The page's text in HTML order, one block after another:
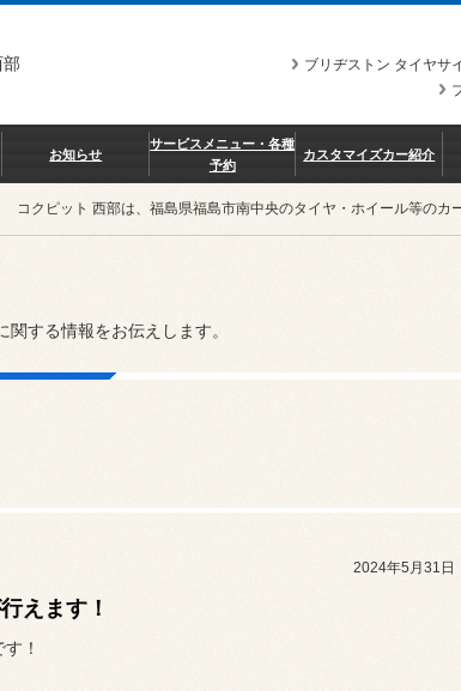
ブリヂストン タイヤサ
お知らせ
サービスメニュー・各種
予約
カスタマイズカー紹介
コクピット 西部は、福島県福島市南中央のタイヤ・ホイール等の
する情報をお伝えします。
2024年5月31日
えます！
！